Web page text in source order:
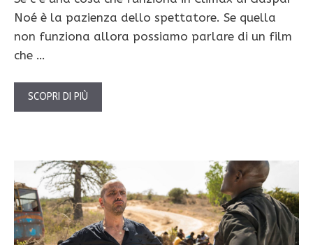
Noé è la pazienza dello spettatore. Se quella
non funziona allora possiamo parlare di un film
che …
SCOPRI DI PIÙ